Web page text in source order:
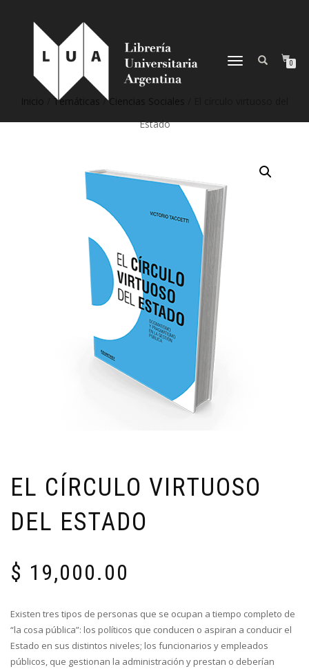
NAVEGACIÓN
0
Temáticas /
Estado
EL CÍRCULO VIRTUOSO
DEL ESTADO
$ 19,000.00
Existen tres tipos de personas que se ocupan a tiempo completo de
“la cosa pública”: los políticos que conducen o aspiran a conducir el
Estado en sus distintos niveles; los funcionarios y empleados
públicos, que gestionan la administración y prestan o deberían